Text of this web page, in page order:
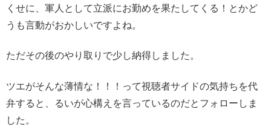
くせに、軍人として立派にお勤めを果たしてくる！とかど
うも言動がおかしいですよね。
ただその後のやり取りで少し納得しました。
ツエがそんな薄情な！！！って視聴者サイドの気持ちを代
弁すると、るいが心構えを言っているのだとフォローしま
した。